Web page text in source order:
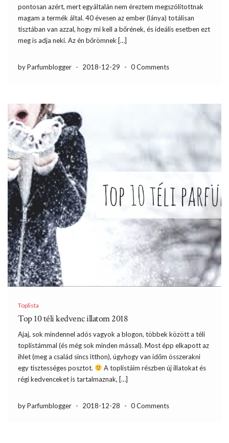
pontosan azért, mert egyáltalán nem éreztem megszólítottnak
magam a termék által. 40 évesen az ember (lánya) totálisan
tisztában van azzal, hogy mi kell a bőrének, és ideális esetben ezt
meg is adja neki. Az én bőrömnek […]
by Parfumblogger - 2018-12-29 - 0 Comments
Toplista
Top 10 téli kedvenc illatom 2018
Ajaj, sok mindennel adós vagyok a blogon, többek között a téli
toplistámmal (és még sok minden mással). Most épp elkapott az
ihlet (meg a család sincs itthon), úgyhogy van időm összerakni
egy tisztességes posztot.
A toplistáim részben új illatokat és
régi kedvenceket is tartalmaznak, […]
by Parfumblogger - 2018-12-28 - 0 Comments